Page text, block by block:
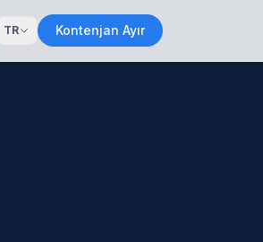
TR Kontenjan Ayır